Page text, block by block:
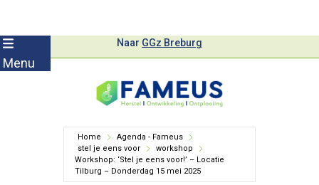
Skip
toMenu
Naar GGz Breburg
Home
Agenda - Fameus
stel je eens voor
workshop
Workshop: ‘Stel je eens voor!’ – Locatie
Tilburg – Donderdag 15 mei 2025